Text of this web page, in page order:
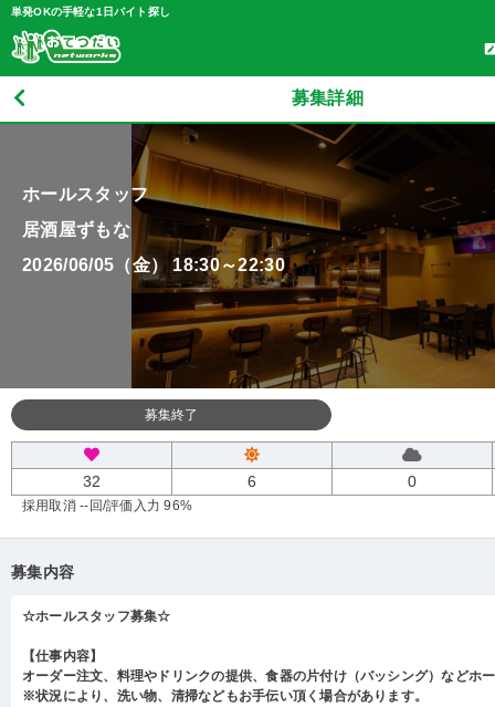
単発OKの手軽な1日バイト探し
募集詳細
ホールスタッフ
居酒屋ずもな
2026/06/05（金） 18:30～22:30
募集終了
32 6 0
採用取消 --回/評価入力 96%
募集内容
☆ホールスタッフ募集☆
【仕事内容】
オーダー注文、料理やドリンクの提供、食器の片付け（バッシング）などホ
※状況により、洗い物、清掃などもお手伝い頂く場合があります。